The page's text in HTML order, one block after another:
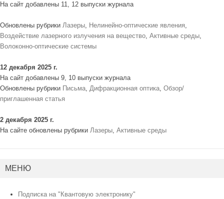
На сайт добавлены 11, 12 выпуски журнала
Обновлены рубрики Лазеры, Нелинейно-оптические явления,
Воздействие лазерного излучения на вещество, Активные среды,
Волоконно-оптические системы
12 декабря 2025 г.
На сайт добавлены 9, 10 выпуски журнала
Обновлены рубрики Письма, Дифракционная оптика, Обзор/
приглашенная статья
2 декабря 2025 г.
На сайте обновлены рубрики Лазеры, Активные среды
МЕНЮ
Подписка на "Квантовую электронику"